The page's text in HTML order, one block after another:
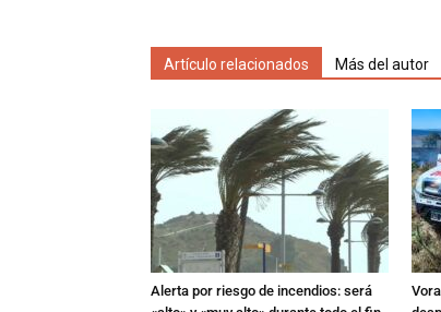
Artículo relacionados Más del autor
Alerta por riesgo de incendios: será